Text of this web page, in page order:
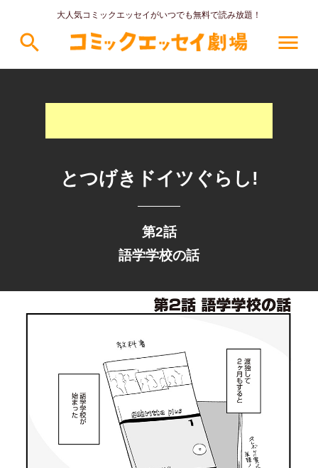
大人気コミックエッセイがいつでも無料で読み放題！
search menu
とつげきドイツぐらし!
第2話
語学学校の話